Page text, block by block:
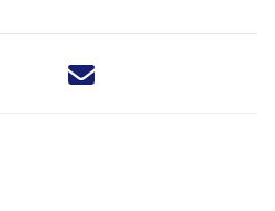
Deel dit nieuwsbericht via X -
Deel dit nieuwsbericht via
Deel dit nieuwsbericht
Deel dit